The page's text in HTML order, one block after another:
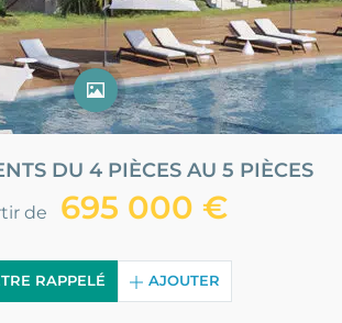
DU 4 PIÈCES AU 5 PIÈCES
de 695 000 €
RAPPELÉ AJOUTER